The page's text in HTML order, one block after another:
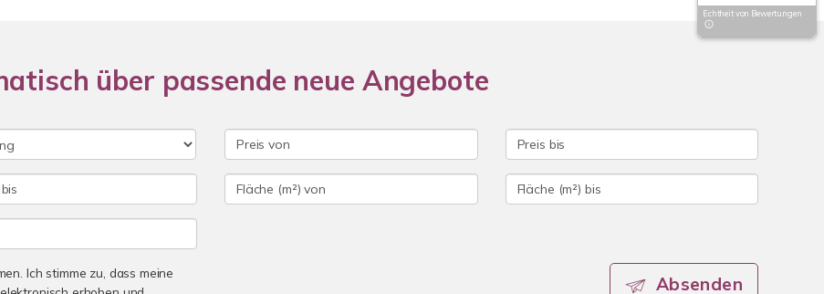
über passende neue Angebote
Ich stimme zu, dass meine
Absenden
Echtheit von Bewertungen